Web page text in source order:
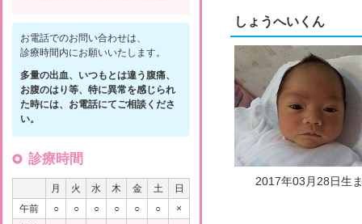
しょうへいくん
2017年03月28日生
お電話でのお問い合わせは、
診療時間内にお願いいたします。
多量の出血、いつもとは違う腹痛、
お腹のはり等、特に異常を感じられ
た時には、お電話にてご相談くださ
い。
診療時間
月 火 水 木 金 土 日
午前 ○ ○ ○ ○ ○ ○ ×